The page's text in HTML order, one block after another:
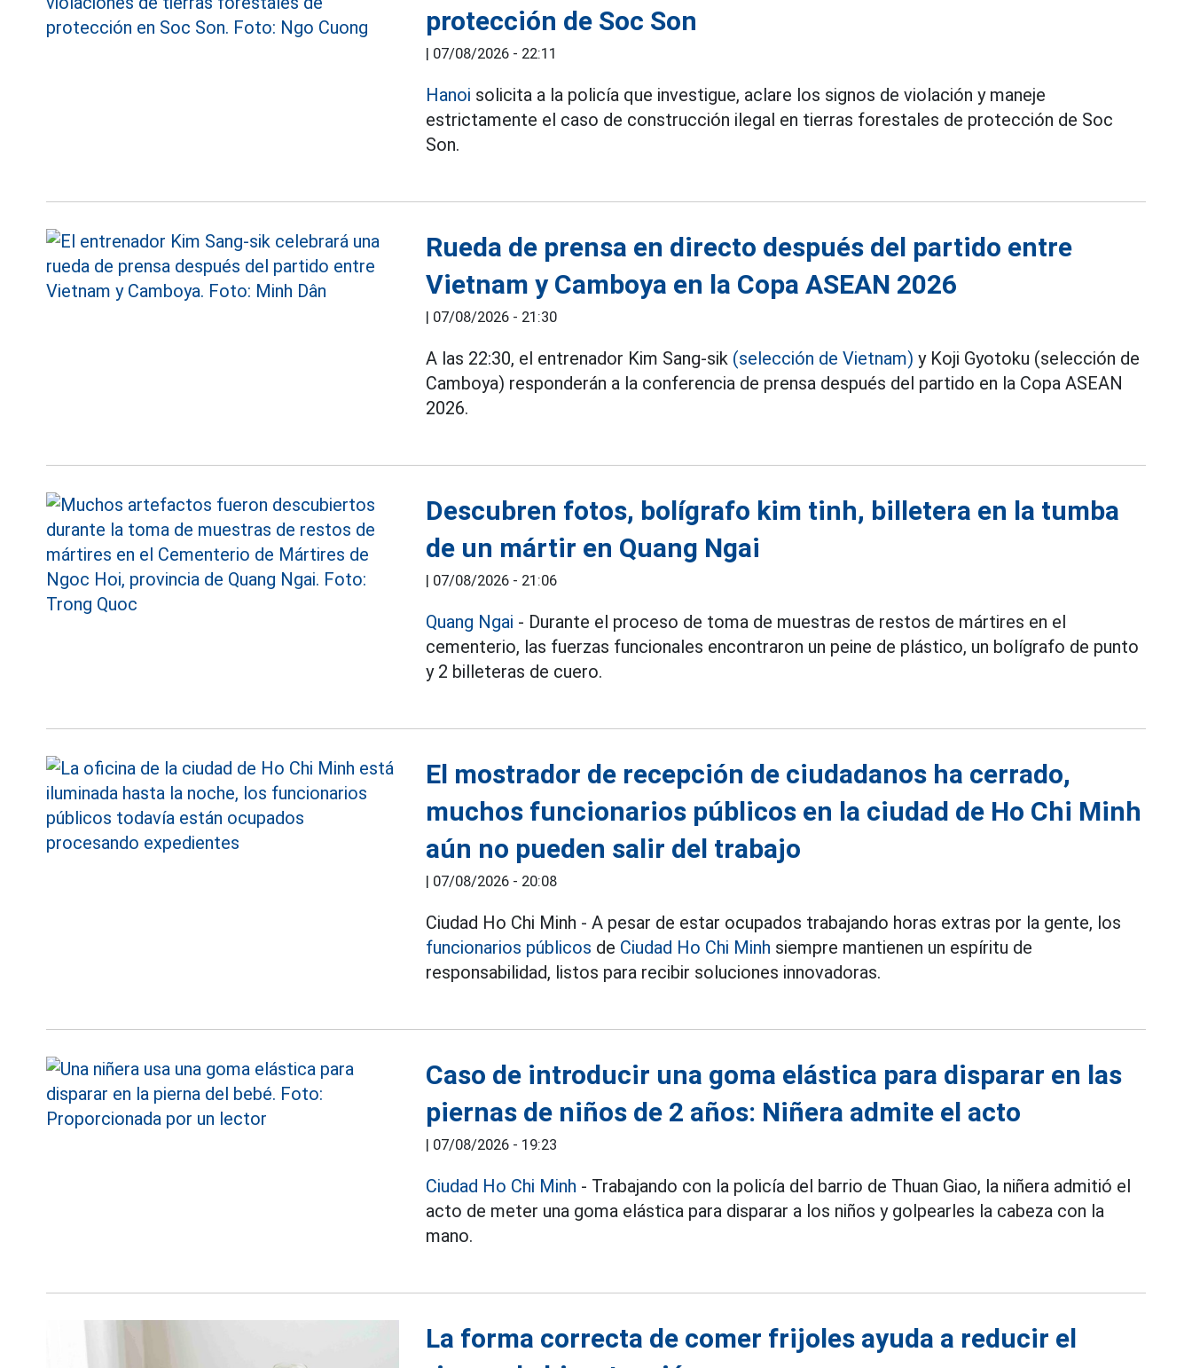
protección de Soc Son
| 07/08/2026 - 22:11
Hanoi solicita a la policía que investigue, aclare los signos de violación y maneje
estrictamente el caso de construcción ilegal en tierras forestales de protección de Soc
Son.
Rueda de prensa en directo después del partido entre
Vietnam y Camboya en la Copa ASEAN 2026
| 07/08/2026 - 21:30
A las 22:30, el entrenador Kim Sang-sik (selección de Vietnam) y Koji Gyotoku (selección de
Camboya) responderán a la conferencia de prensa después del partido en la Copa ASEAN
2026.
Descubren fotos, bolígrafo kim tinh, billetera en la tumba
de un mártir en Quang Ngai
| 07/08/2026 - 21:06
Quang Ngai - Durante el proceso de toma de muestras de restos de mártires en el
cementerio, las fuerzas funcionales encontraron un peine de plástico, un bolígrafo de punto
y 2 billeteras de cuero.
El mostrador de recepción de ciudadanos ha cerrado,
muchos funcionarios públicos en la ciudad de Ho Chi Minh
aún no pueden salir del trabajo
| 07/08/2026 - 20:08
Ciudad Ho Chi Minh - A pesar de estar ocupados trabajando horas extras por la gente, los
funcionarios públicos de Ciudad Ho Chi Minh siempre mantienen un espíritu de
responsabilidad, listos para recibir soluciones innovadoras.
Caso de introducir una goma elástica para disparar en las
piernas de niños de 2 años: Niñera admite el acto
| 07/08/2026 - 19:23
Ciudad Ho Chi Minh - Trabajando con la policía del barrio de Thuan Giao, la niñera admitió el
acto de meter una goma elástica para disparar a los niños y golpearles la cabeza con la
mano.
La forma correcta de comer frijoles ayuda a reducir el